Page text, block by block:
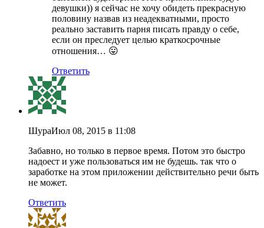
девушки)) я сейчас не хочу обидеть прекрасную
половину назвав из неадекватными, просто
реально заставить парня писать правду о себе,
если он преследует целью краткосрочные
отношения… 😛
Ответить
ШураИюл 08, 2015 в 11:08
Забавно, но только в первое время. Потом это быстро
надоест и уже пользоваться им не будешь. так что о
заработке на этом приложении действительно речи быть
не может.
Ответить